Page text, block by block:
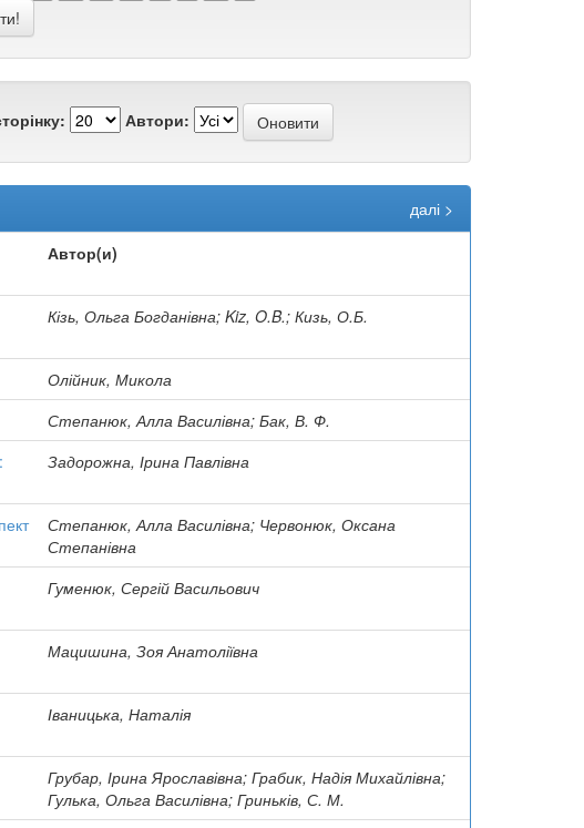
Автори:
далі >
Автор(и)
Кізь, Ольга Богданівна; Kiz, O.B.; Кизь, О.Б.
Олійник, Микола
Степанюк, Алла Василівна; Бак, В. Ф.
Задорожна, Ірина Павлівна
Степанюк, Алла Василівна; Червонюк, Оксана
Степанівна
Гуменюк, Сергій Васильович
Мацишина, Зоя Анатоліївна
Іваницька, Наталія
Грубар, Ірина Ярославівна; Грабик, Надія Михайлівна;
Гулька, Ольга Василівна; Гриньків, С. М.